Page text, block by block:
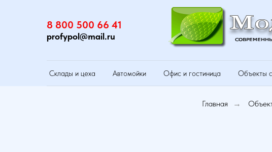
8 800 500 66 41
profypol@mail.ru
Склады и цеха Автомойки Офис и гостиница Объекты
Главная →